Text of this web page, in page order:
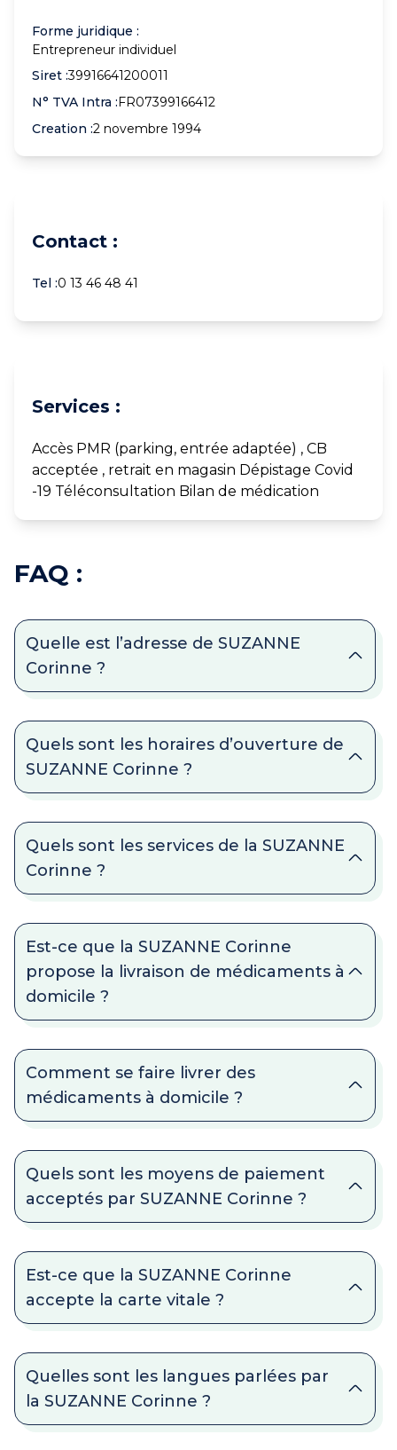
Forme juridique :
Entrepreneur individuel
Siret :39916641200011
N° TVA Intra :FR07399166412
Creation :2 novembre 1994
Contact :
Tel :0 13 46 48 41
Services :
Accès PMR (parking, entrée adaptée) , CB
acceptée , retrait en magasin Dépistage Covid
-19 Téléconsultation Bilan de médication
FAQ :
Quelle est l’adresse de SUZANNE
Corinne ?
Quels sont les horaires d’ouverture de
SUZANNE Corinne ?
Quels sont les services de la SUZANNE
Corinne ?
Est-ce que la SUZANNE Corinne
propose la livraison de médicaments à
domicile ?
Comment se faire livrer des
médicaments à domicile ?
Quels sont les moyens de paiement
acceptés par SUZANNE Corinne ?
Est-ce que la SUZANNE Corinne
accepte la carte vitale ?
Quelles sont les langues parlées par
la SUZANNE Corinne ?